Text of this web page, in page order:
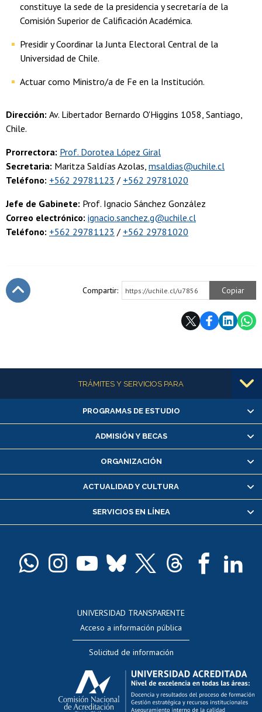
constituye la sede de la presidencia y secretaría de la
Comisión Superior de Calificación Académica.
Presidir y Coordinar la Junta Electoral Central de la
Universidad de Chile.
Actuar como Ministro/a de Fe en la Institución.
Dirección: Av. Libertador Bernardo O'Higgins 1058, Santiago,
Chile.
Prorrectora: Prof. Dorotea López Giral
Secretaria: Maritza Saldías Azolas, msaldias@uchile.cl
Teléfono: +562 29781123 / +562 29781020
Jefe de Gabinete: Prof. Ignacio Sánchez González
Correo electrónico: ignacio.sanchez.g@uchile.cl
Teléfono: +562 29781123 / +562 29781020
Compartir: https://uchile.cl/u7856 Copiar
Más informaciónTRÁMITES Y SERVICIOS PARA
Alumnas/os y exalumnas/os
Matrícula en línea
Inscripción y cambio de asignaturas
Consulta y certificado de notas
Servicio médico y dental
Pago de arancel y crédito alumnos
Docentes
Evaluación docente
Calificación académica
Postulación al AUCAI
Funcionarias/os
PROGRAMAS DE ESTUDIO
ADMISIÓN Y BECAS
ORGANIZACIÓN
ACTUALIDAD Y CULTURA
SERVICIOS EN LÍNEA
UNIVERSIDAD TRANSPARENTE
Acceso a información pública
Solicitud de información